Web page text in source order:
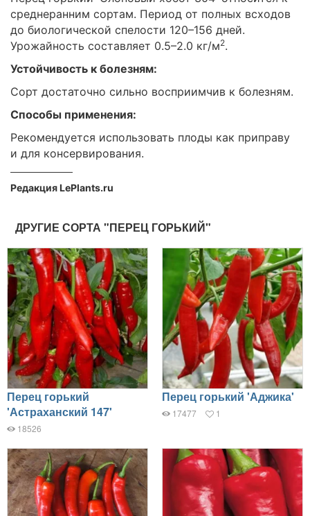
среднеранним сортам. Период от полных всходов
до биологической спелости 120–156 дней.
Урожайность составляет 0.5–2.0 кг/м2.
Устойчивость к болезням:
Сорт достаточно сильно восприимчив к болезням.
Способы применения:
Рекомендуется использовать плоды как приправу
и для консервирования.
Редакция LePlants.ru
ДРУГИЕ СОРТА "ПЕРЕЦ ГОРЬКИЙ"
Перец горький
'Астраханский 147'
18526
Перец горький 'Аджика'
17477 1